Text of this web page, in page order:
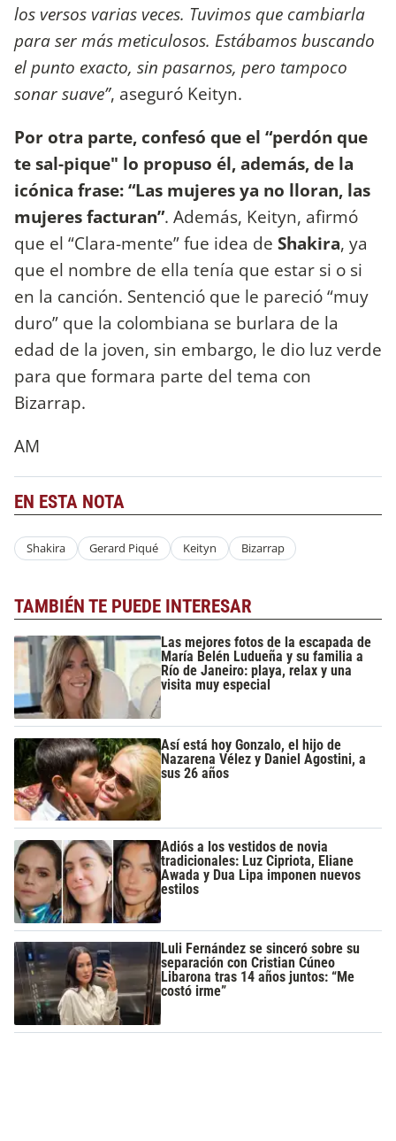
los versos varias veces. Tuvimos que cambiarla
para ser más meticulosos. Estábamos buscando
el punto exacto, sin pasarnos, pero tampoco
sonar suave”, aseguró Keityn.
Por otra parte, confesó que el “perdón que
te sal-pique" lo propuso él, además, de la
icónica frase: “Las mujeres ya no lloran, las
mujeres facturan”. Además, Keityn, afirmó
que el “Clara-mente” fue idea de Shakira, ya
que el nombre de ella tenía que estar si o si
en la canción. Sentenció que le pareció “muy
duro” que la colombiana se burlara de la
edad de la joven, sin embargo, le dio luz verde
para que formara parte del tema con
Bizarrap.
AM
EN ESTA NOTA
Shakira Gerard Piqué Keityn Bizarrap
TAMBIÉN TE PUEDE INTERESAR
Las mejores fotos de la escapada de
María Belén Ludueña y su familia a
Río de Janeiro: playa, relax y una
visita muy especial
Así está hoy Gonzalo, el hijo de
Nazarena Vélez y Daniel Agostini, a
sus 26 años
Adiós a los vestidos de novia
tradicionales: Luz Cipriota, Eliane
Awada y Dua Lipa imponen nuevos
estilos
Luli Fernández se sinceró sobre su
separación con Cristian Cúneo
Libarona tras 14 años juntos: “Me
costó irme”